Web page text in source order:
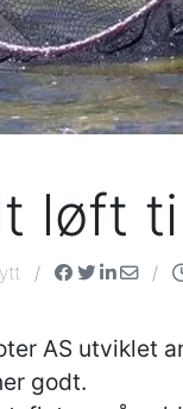
løft
/ /
AS utviklet
godt.